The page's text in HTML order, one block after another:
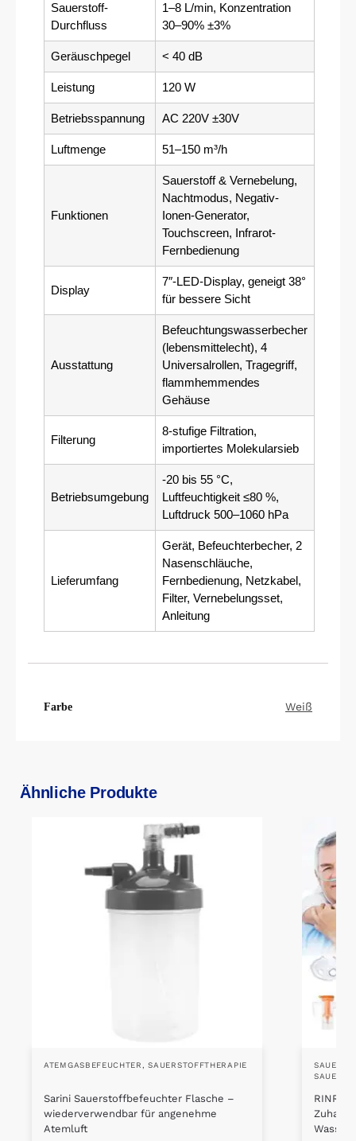
Sauerstoff-
Durchfluss
1–8 L/min, Konzentration
30–90% ±3%
Geräuschpegel < 40 dB
Leistung 120 W
Betriebsspannung AC 220V ±30V
Luftmenge 51–150 m³/h
Funktionen
Sauerstoff & Vernebelung,
Nachtmodus, Negativ-
Ionen-Generator,
Touchscreen, Infrarot-
Fernbedienung
Display
7″-LED-Display, geneigt 38°
für bessere Sicht
Ausstattung
Befeuchtungswasserbecher
(lebensmittelecht), 4
Universalrollen, Tragegriff,
flammhemmendes
Gehäuse
Filterung
8-stufige Filtration,
importiertes Molekularsieb
Betriebsumgebung
-20 bis 55 °C,
Luftfeuchtigkeit ≤80 %,
Luftdruck 500–1060 hPa
Lieferumfang
Gerät, Befeuchterbecher, 2
Nasenschläuche,
Fernbedienung, Netzkabel,
Filter, Vernebelungsset,
Anleitung
Farbe Weiß
Ähnliche Produkte
ATEMGASBEFEUCHTER ,SAUERSTOFFTHERAPIE
Sarini Sauerstoffbefeuchter Flasche –
wiederverwendbar für angenehme
Atemluft
RINRI
Wasser